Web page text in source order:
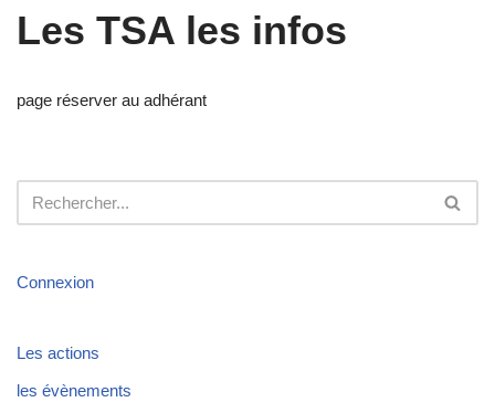
Les TSA les infos
page réserver au adhérant
Connexion
Les actions
les évènements